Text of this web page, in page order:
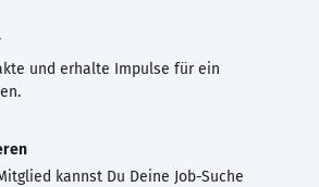
und erhalte Impulse für ein
kannst Du Deine Job-Suche